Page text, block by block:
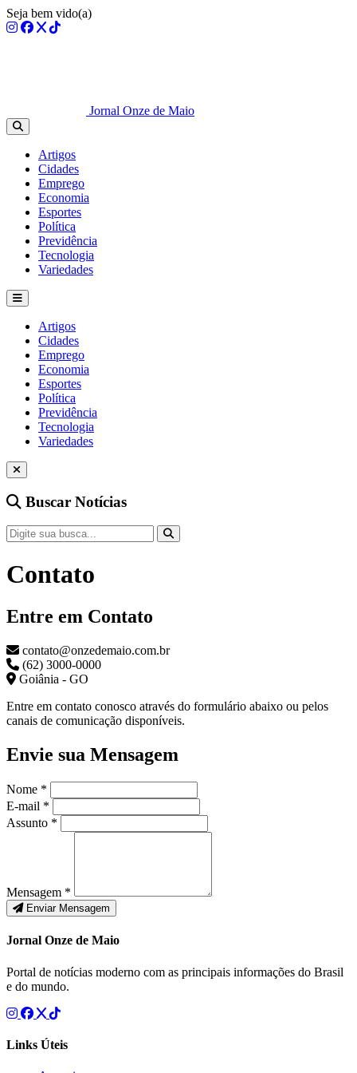
Seja bem vido(a)
Jornal Onze de Maio
Artigos
Cidades
Emprego
Economia
Esportes
Política
Previdência
Tecnologia
Variedades
Artigos
Cidades
Emprego
Economia
Esportes
Política
Previdência
Tecnologia
Variedades
Buscar Notícias
Contato
Entre em Contato
contato@onzedemaio.com.br
(62) 3000-0000
Goiânia - GO
Entre em contato conosco através do formulário abaixo ou pelos
canais de comunicação disponíveis.
Envie sua Mensagem
Nome *
E-mail *
Assunto *
Mensagem *
Enviar Mensagem
Jornal Onze de Maio
Portal de notícias moderno com as principais informações do Brasil
e do mundo.
Links Úteis